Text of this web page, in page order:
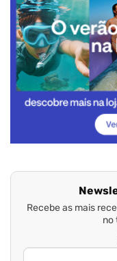
Recebe as mais
no